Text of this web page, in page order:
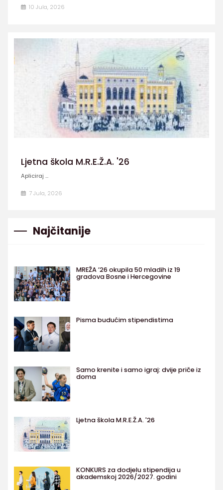
10 Jula, 2026
Ljetna škola M.R.E.Ž.A. '26
Apliciraj ...
7 Jula, 2026
Najčitanije
MREŽA ’26 okupila 50 mladih iz 19
gradova Bosne i Hercegovine
Pisma budućim stipendistima
Samo krenite i samo igraj: dvije priče iz
doma
Ljetna škola M.R.E.Ž.A. '26
KONKURS za dodjelu stipendija u
akademskoj 2026/2027. godini